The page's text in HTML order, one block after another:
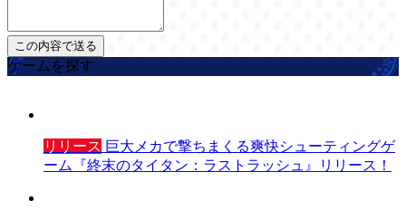
ゲームを探す
リリース 巨大メカで撃ちまくる爽快シューティングゲ
ーム『終末のタイタン：ラストラッシュ』リリース！